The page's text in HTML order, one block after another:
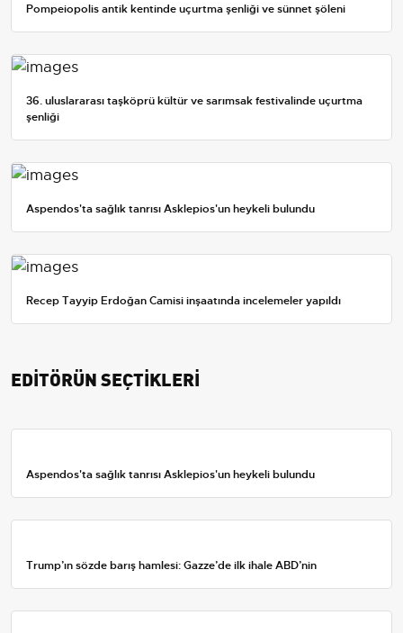
Pompeiopolis antik kentinde uçurtma şenliği ve sünnet şöleni
36. uluslararası taşköprü kültür ve sarımsak festivalinde uçurtma
şenliği
Aspendos'ta sağlık tanrısı Asklepios'un heykeli bulundu
Recep Tayyip Erdoğan Camisi inşaatında incelemeler yapıldı
EDİTÖRÜN SEÇTİKLERİ
Aspendos'ta sağlık tanrısı Asklepios'un heykeli bulundu
Trump’ın sözde barış hamlesi: Gazze’de ilk ihale ABD’nin